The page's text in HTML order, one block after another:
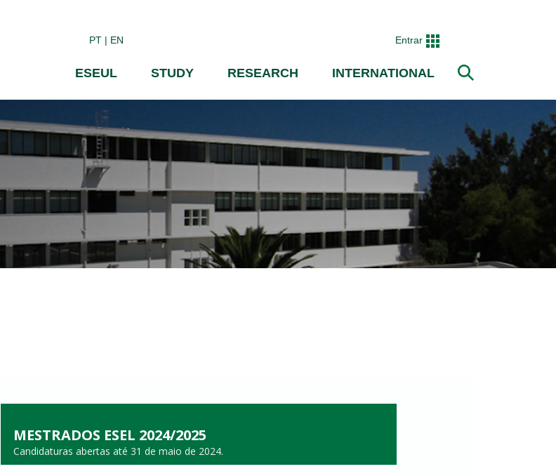
main
PT EN Entrar
ESEUL STUDY RESEARCH INTERNATIONAL
MESTRADOS ESEL 2024/2025
Candidaturas abertas até 31 de maio de 2024.